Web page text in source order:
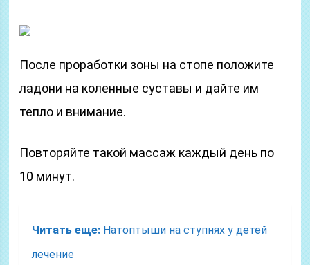
После проработки зоны на стопе положите
ладони на коленные суставы и дайте им
тепло и внимание.
Повторяйте такой массаж каждый день по
10 минут.
Читать еще: Натоптыши на ступнях у детей
лечение